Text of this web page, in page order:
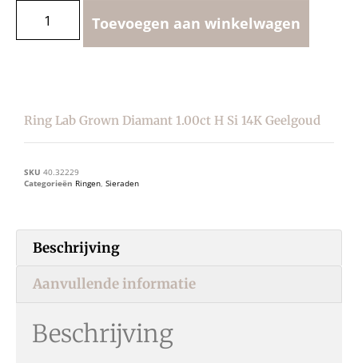
Toevoegen aan winkelwagen
Ring Lab Grown Diamant 1.00ct H Si 14K Geelgoud
SKU 40.32229
Categorieën Ringen, Sieraden
Beschrijving
Aanvullende informatie
Beschrijving